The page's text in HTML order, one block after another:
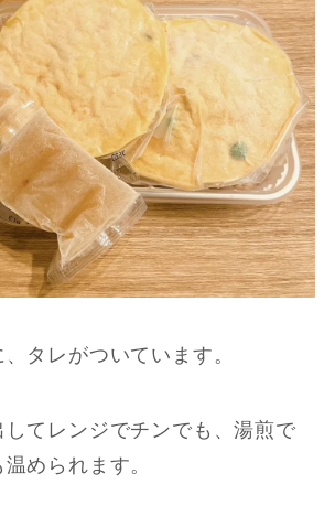
、タレがついています。
てレンジでチンでも、湯煎で
温められます。